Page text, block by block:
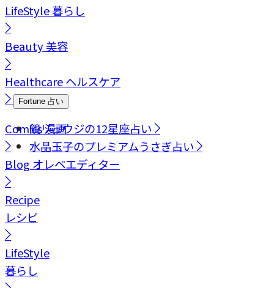
LifeStyle暮らし
Beauty美容
Healthcareヘルスケア
Fortune 占い
鏡リュウジの12星座占い
水晶玉子のプレミアムうさぎ占い
Comics漫画
Blog オレペエディター
Recipe
レシピ
LifeStyle
暮らし